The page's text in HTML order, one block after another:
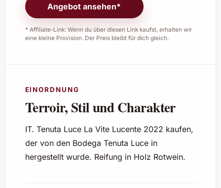
Angebot ansehen*
* Affiliate-Link: Wenn du über diesen Link kaufst, erhalten wir
eine kleine Provision. Der Preis bleibt für dich gleich.
EINORDNUNG
Terroir, Stil und Charakter
IT. Tenuta Luce La Vite Lucente 2022 kaufen,
der von den Bodega Tenuta Luce in
hergestellt wurde. Reifung in Holz Rotwein.